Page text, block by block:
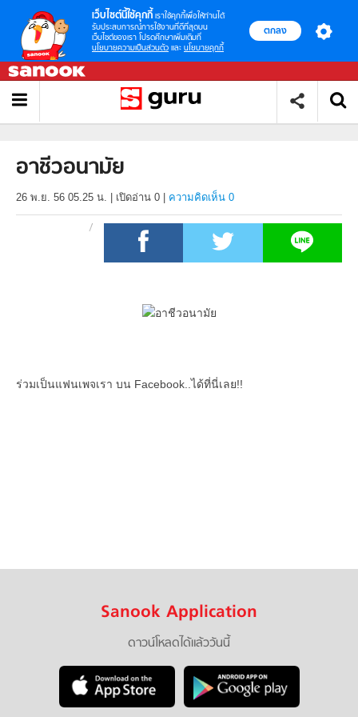
เว็บไซต์นี้ใช้คุกกี้ เราใช้คุกกี้เพื่อให้ท่านได้
รับประสบการณ์การใช้งานที่ดีที่สุดบน
เว็บไซต์ของเรา โปรดศึกษาเพิ่มเติมที่
นโยบายความเป็นส่วนตัว และ นโยบายคุกกี้
ตกลง
อาชีวอนามัย
26 พ.ย. 56 05.25 น. เปิดอ่าน 0 ความคิดเห็น 0
ร่วมเป็นแฟนเพจเรา บน Facebook..ได้ที่นี่เลย!!
Sanook Application
ดาวน์โหลดได้แล้ววันนี้